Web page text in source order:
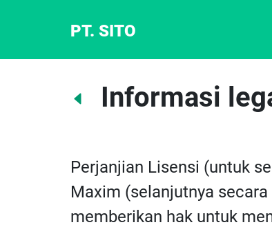
PT. SITO
Informasi
Perjanjian Lisensi (untuk
Maxim (selanjutnya secara
memberikan hak untuk